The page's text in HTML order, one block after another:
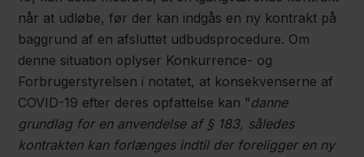
når at udløbe, før der kan indgås en ny kontrakt på
baggrund af en afsluttet udbudsprocedure. Om
denne situation oplyser Konkurrence- og
Forbrugerstyrelsen i notatet, at konsekvenserne af
COVID-19 efter deres opfattelse kan ”danne
grundlag for en anvendelse af § 183, således
kontrakten kan forlænges indtil der foreligger en ny